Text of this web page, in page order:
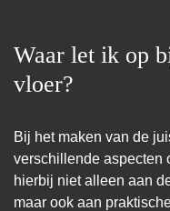
Waar let ik op
vloer?
Bij het maken van de
verschillende aspecten
hierbij niet alleen aan
maar ook aan